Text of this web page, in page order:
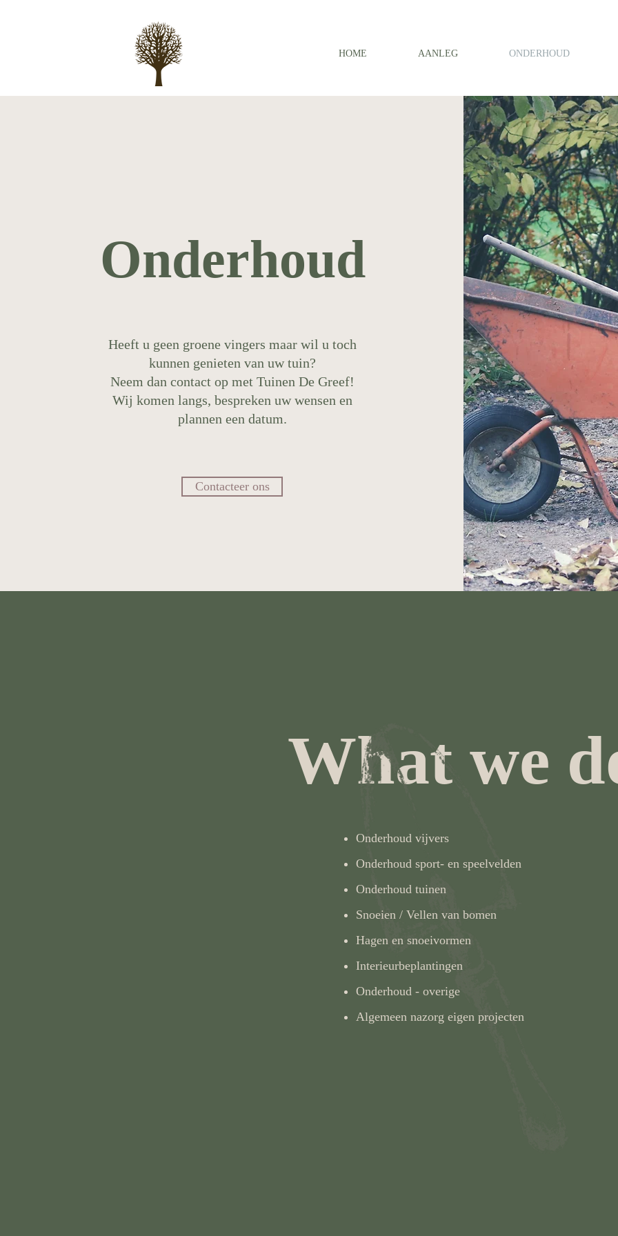
HOME AANLEG ONDERHOUD
Onderhoud
Heeft u geen groene vingers maar wil u toch
kunnen genieten van uw tuin?
Neem dan contact op met Tuinen De Greef!
Wij komen langs, bespreken uw wensen en
plannen een datum.
Contacteer ons
What we
Onderhoud vijvers
Onderhoud sport- en speelvelden
Onderhoud tuinen
Snoeien / Vellen van bomen
Hagen en snoeivormen
Interieurbeplantingen
Onderhoud - overige
Algemeen nazorg eigen projecten